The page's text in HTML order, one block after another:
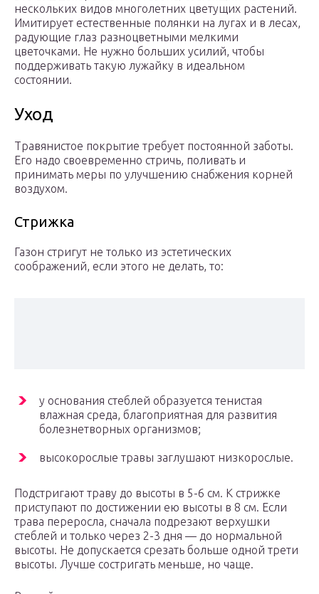
нескольких видов многолетних цветущих растений.
Имитирует естественные полянки на лугах и в лесах,
радующие глаз разноцветными мелкими
цветочками. Не нужно больших усилий, чтобы
поддерживать такую лужайку в идеальном
состоянии.
Уход
Травянистое покрытие требует постоянной заботы.
Его надо своевременно стричь, поливать и
принимать меры по улучшению снабжения корней
воздухом.
Стрижка
Газон стригут не только из эстетических
соображений, если этого не делать, то:
у основания стеблей образуется тенистая
влажная среда, благоприятная для развития
болезнетворных организмов;
высокорослые травы заглушают низкорослые.
Подстригают траву до высоты в 5-6 см. К стрижке
приступают по достижении ею высоты в 8 см. Если
трава переросла, сначала подрезают верхушки
стеблей и только через 2-3 дня — до нормальной
высоты. Не допускается срезать больше одной трети
высоты. Лучше состригать меньше, но чаще.